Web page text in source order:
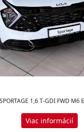
1,6 T-GDI FWD M6
Viac informácií